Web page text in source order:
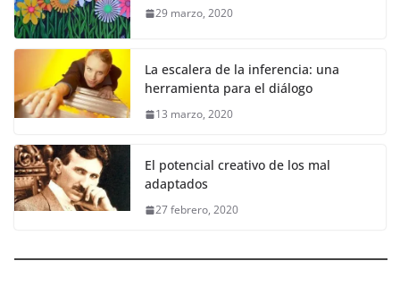
29 marzo, 2020
La escalera de la inferencia: una
herramienta para el diálogo
13 marzo, 2020
El potencial creativo de los mal
adaptados
27 febrero, 2020